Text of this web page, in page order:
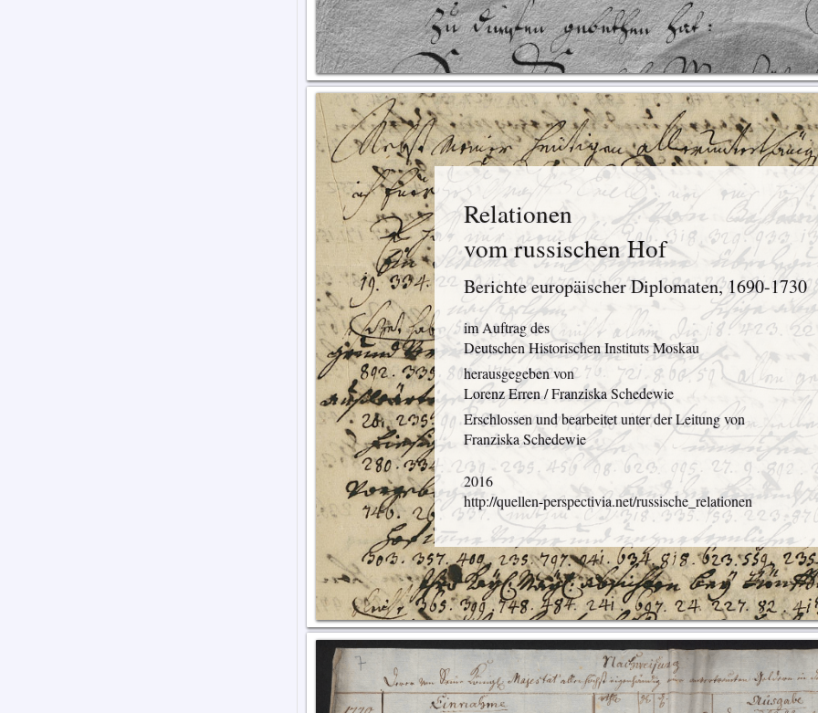
Relationen
vom russischen Hof
Berichte europäischer Diplomaten, 1690-1730
im Auftrag des
Deutschen Historischen Instituts Moskau
herausgegeben von
Lorenz Erren / Franziska Schedewie
Erschlossen und bearbeitet unter der Leitung von
Franziska Schedewie
2016
http://quellen-perspectivia.net/russische_relationen